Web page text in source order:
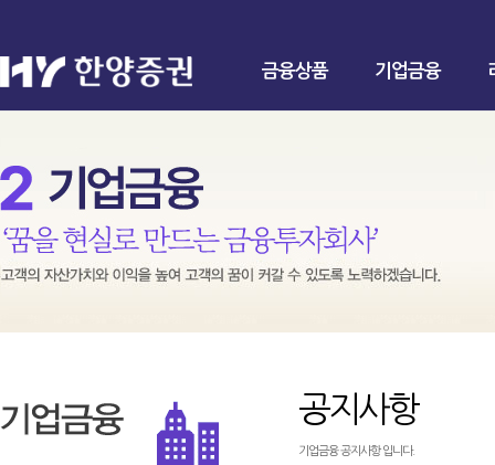
금융상품 기업금융
공지사항
기업금융 공지사항 입니다.